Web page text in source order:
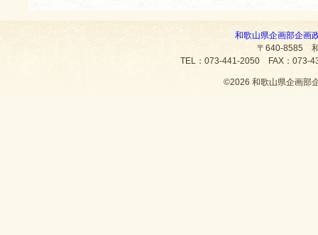
和歌山県企画部企画
〒640-8585
TEL：073-441-2050 FAX：073-
©2026 和歌山県企画部